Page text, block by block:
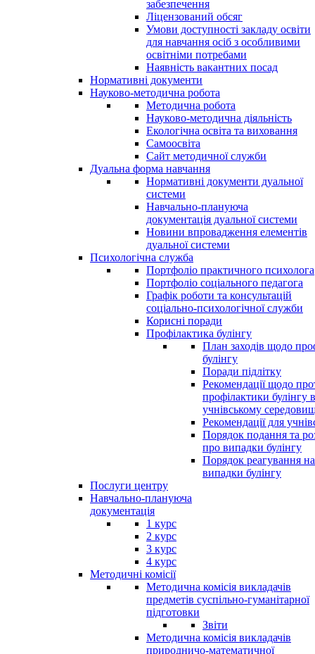
забезпечення
Ліцензований обсяг
Умови доступності закладу освіти
для навчання осіб з особливими
освітніми потребами
Наявність вакантних посад
Нормативні документи
Науково-методична робота
Методична робота
Науково-методична діяльність
Екологічна освіта та виховання
Самоосвіта
Сайт методичної служби
Дуальна форма навчання
Нормативні документи дуальної
системи
Навчально-плануюча
документація дуальної системи
Новини впровадження елементів
дуальної системи
Психологічна служба
Портфоліо практичного психолога
Портфоліо соціального педагога
Графік роботи та консультацій
соціально-психологічної служби
Корисні поради
Профілактика булінгу
План заходів щодо
булінгу
Поради підлітку
Рекомендації щодо
профілактики булінгу в
учнівському
Рекомендації для
Порядок подання та
про випадки булінгу
Порядок реагування
випадки булінгу
Послуги центру
Навчально-плануюча
документація
1 курс
2 курс
3 курс
4 курс
Методичні комісії
Методична комісія викладачів
предметів суспільно-гуманітарної
підготовки
Звіти
Методична комісія викладачів
природничо-математичної